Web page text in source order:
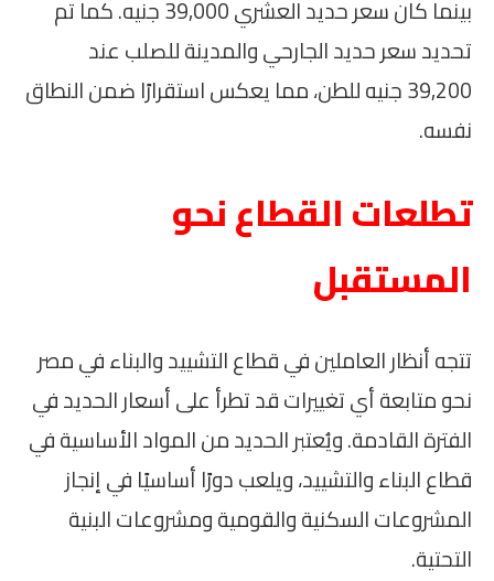
بينما كان سعر حديد العشري 39,000 جنيه. كما تم
تحديد سعر حديد الجارحي والمدينة للصلب عند
39,200 جنيه للطن، مما يعكس استقرارًا ضمن النطاق
نفسه.
تطلعات القطاع نحو
المستقبل
تتجه أنظار العاملين في قطاع التشييد والبناء في مصر
نحو متابعة أي تغييرات قد تطرأ على أسعار الحديد في
الفترة القادمة. ويُعتبر الحديد من المواد الأساسية في
قطاع البناء والتشييد، ويلعب دورًا أساسيًا في إنجاز
المشروعات السكنية والقومية ومشروعات البنية
التحتية.